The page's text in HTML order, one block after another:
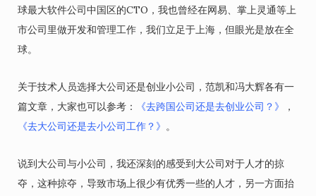
球最大软件公司中国区的CTO，我也曾经在网易、掌上灵通等上
市公司里做开发和管理工作，我们立足于上海，但眼光是放在全
球。
关于技术人员选择大公司还是创业小公司，范凯和冯大辉各有一
篇文章，大家也可以参考：
《去跨国公司还是去创业公司？》
，
《去大公司还是去小公司工作？》 。
说到大公司与小公司，我还深刻的感受到大公司对于人才的掠
夺，这种掠夺，导致市场上很少有优秀一些的人才，另一方面抬